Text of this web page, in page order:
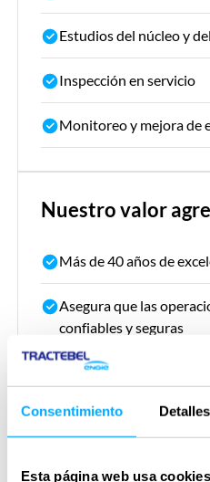
Consentimiento Detalles
Esta página web usa cookies
Estudios del núcleo y
Inspección en servicio
Monitoreo y mejora de
Nuestro valor
Más de 40 años de
Asegura que las
confiables y seguras
Mejora el rendimiento
Monitoreo activo de
tecnológicos